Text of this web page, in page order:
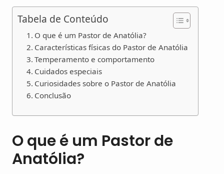
Tabela de Conteúdo
O que é um Pastor de Anatólia?
Características físicas do Pastor de Anatólia
Temperamento e comportamento
Cuidados especiais
Curiosidades sobre o Pastor de Anatólia
Conclusão
O que é um Pastor de
Anatólia?